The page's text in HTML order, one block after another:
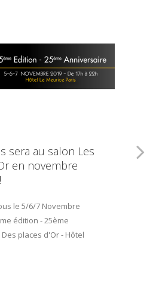
sera au salon Les
en novembre
le 5/6/7 Novembre
édition - 25ème
places d'Or - Hôtel